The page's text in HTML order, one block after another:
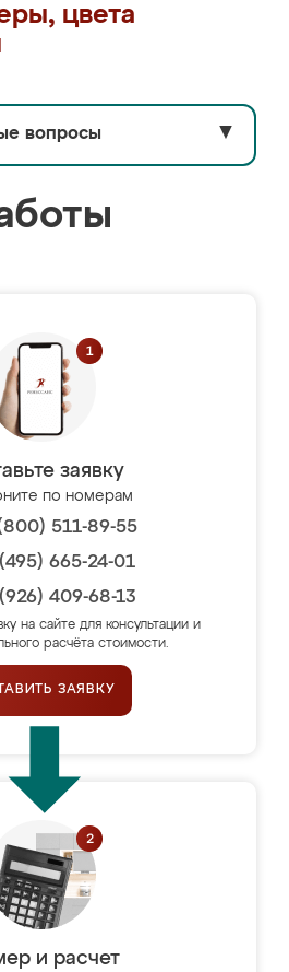
цвета
вопросы ▼
заявку
по номерам
511-89-55
665-24-01
409-68-13
на сайте для консультации и
расчёта стоимости.
ЗАЯВКУ
и расчет